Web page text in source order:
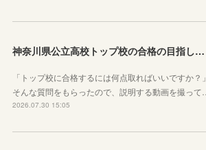
神奈川県公立高校トップ校の合格の目指し方について動画をアップしました
「トップ校に合格するには何点取ればいいですか？」
そんな質問をもらったので、説明する動画を撮って…
2026.07.30 15:05